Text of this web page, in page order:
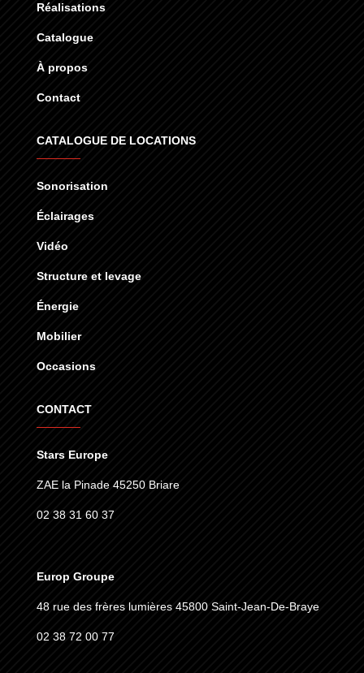
Réalisations
Catalogue
À propos
Contact
CATALOGUE DE LOCATIONS
Sonorisation
Éclairages
Vidéo
Structure et levage
Énergie
Mobilier
Occasions
CONTACT
Stars Europe
ZAE la Pinade 45250 Briare
02 38 31 60 37
Europ Groupe
48 rue des frères lumières 45800 Saint-Jean-De-Braye
02 38 72 00 77